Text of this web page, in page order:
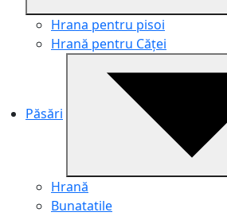
Hrana pentru pisoi
Hrană pentru Căței
Păsări
Hrană
Bunatatile